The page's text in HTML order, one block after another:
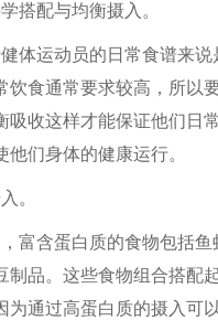
搭配与均衡摄入。
体运动员的日常食谱来说
饮食通常要求较高，所以
吸收这样才能保证他们日
他们身体的健康运行。
。
富含蛋白质的食物包括鱼
制品。这些食物组合搭配
为通过高蛋白质的摄入可